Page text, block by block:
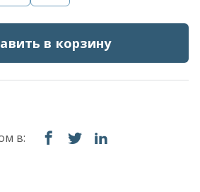
в корзину
в: